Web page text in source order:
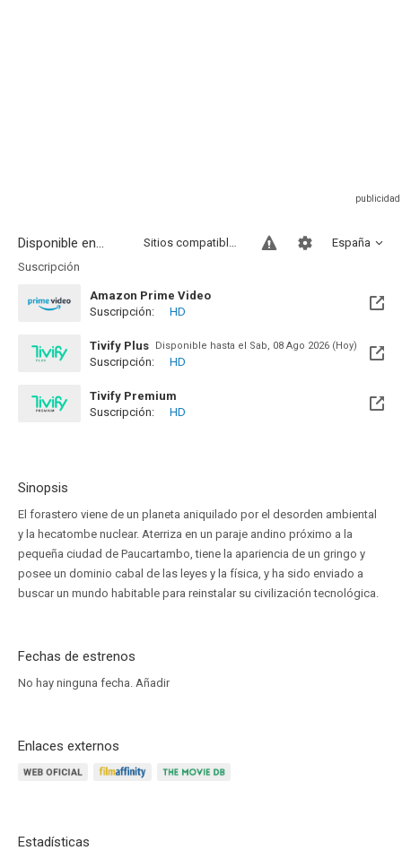
Disponible en... España
Sitios compatibles
Suscripción
Amazon Prime Video
Suscripción:
HD
Tivify Plus Disponible hasta el Sab, 08 Ago 2026 (Hoy)
Suscripción: HD
Tivify Premium
Disponible hasta el Sab, 08 Ago 2026 (Hoy)
Suscripción: HD
Sinopsis
El forastero viene de un planeta aniquilado por el desorden ambiental
y la hecatombe nuclear. Aterriza en un paraje andino próximo a la
pequeña ciudad de Paucartambo, tiene la apariencia de un gringo y
posee un dominio cabal de las leyes y la física, y ha sido enviado a
buscar un mundo habitable para reinstalar su civilización tecnológica.
Fechas de estrenos
No hay ninguna fecha. Añadir
Enlaces externos
Estadísticas